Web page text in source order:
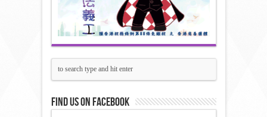
Find us on Facebook